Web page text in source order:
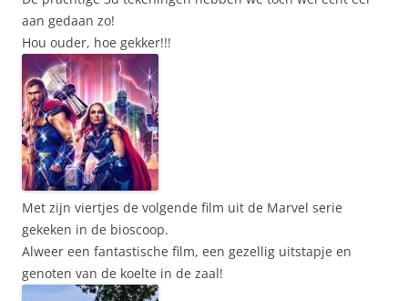
aan gedaan zo!
Hou ouder, hoe gekker!!!
Met zijn viertjes de volgende film uit de Marvel serie
gekeken in de bioscoop.
Alweer een fantastische film, een gezellig uitstapje en
genoten van de koelte in de zaal!